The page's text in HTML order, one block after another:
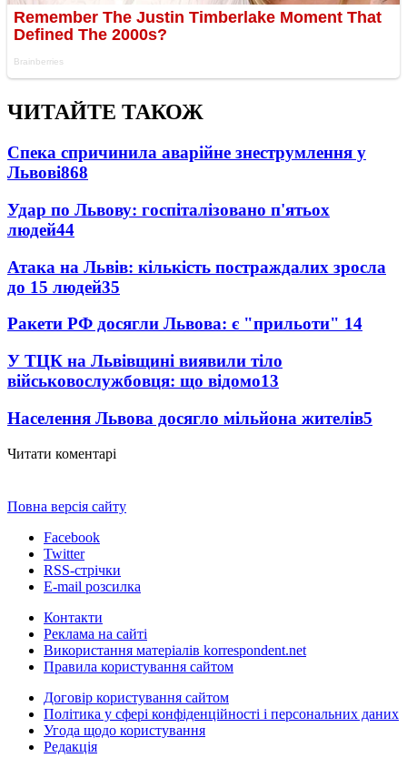
ЧИТАЙТЕ ТАКОЖ
Спека спричинила аварійне знеструмлення у
Львові868
Удар по Львову: госпіталізовано п'ятьох
людей44
Атака на Львів: кількість постраждалих зросла
до 15 людей35
Ракети РФ досягли Львова: є "прильоти" 14
У ТЦК на Львівщині виявили тіло
військовослужбовця: що відомо13
Населення Львова досягло мільйона жителів5
Читати коментарі
Повна версія сайту
Facebook
Twitter
RSS-стрічки
E-mail розсилка
Контакти
Реклама на сайті
Використання матеріалів korrespondent.net
Правила користування сайтом
Договір користування сайтом
Політика у сфері конфіденційності і персональних даних
Угода щодо користування
Редакція